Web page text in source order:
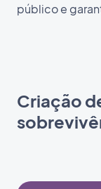
público e
Criação